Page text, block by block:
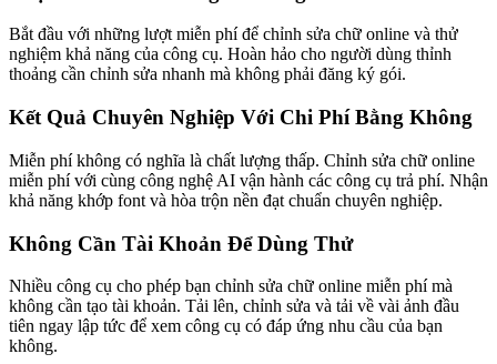
Bắt đầu với những lượt miễn phí để chỉnh sửa chữ online và thử
nghiệm khả năng của công cụ. Hoàn hảo cho người dùng thỉnh
thoảng cần chỉnh sửa nhanh mà không phải đăng ký gói.
Kết Quả Chuyên Nghiệp Với Chi Phí Bằng Không
Miễn phí không có nghĩa là chất lượng thấp. Chỉnh sửa chữ online
miễn phí với cùng công nghệ AI vận hành các công cụ trả phí. Nhận
khả năng khớp font và hòa trộn nền đạt chuẩn chuyên nghiệp.
Không Cần Tài Khoản Để Dùng Thử
Nhiều công cụ cho phép bạn chỉnh sửa chữ online miễn phí mà
không cần tạo tài khoản. Tải lên, chỉnh sửa và tải về vài ảnh đầu
tiên ngay lập tức để xem công cụ có đáp ứng nhu cầu của bạn
không.